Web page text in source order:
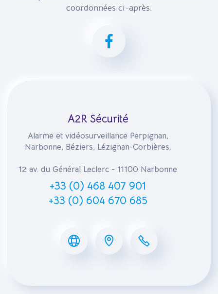
coordonnées ci-après.
A2R Sécurité
Alarme et vidéosurveillance Perpignan,
Narbonne, Béziers, Lézignan-Corbières.
12 av. du Général Leclerc - 11100 Narbonne
+33 (0) 468 407 901
+33 (0) 604 670 685